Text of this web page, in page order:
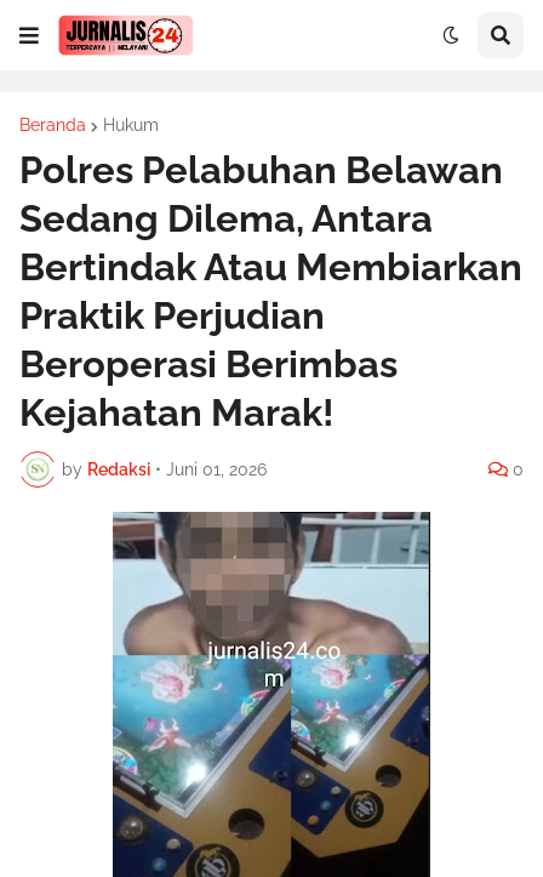
Beranda Hukum
Polres Pelabuhan Belawan
Sedang Dilema, Antara
Bertindak Atau Membiarkan
Praktik Perjudian
Beroperasi Berimbas
Kejahatan Marak!
by Redaksi • Juni 01, 2026 0